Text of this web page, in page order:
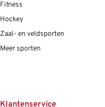
Fitness
Hockey
Zaal- en veldsporten
Meer sporten
Klantenservice